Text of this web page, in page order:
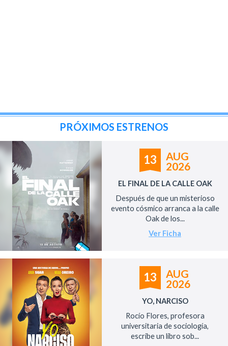
PRÓXIMOS ESTRENOS
13
AUG
2026
EL FINAL DE LA CALLE OAK
Después de que un misterioso
evento cósmico arranca a la calle
Oak de los...
Ver Ficha
13
AUG
2026
YO, NARCISO
Rocío Flores, profesora
universitaria de sociología,
escribe un libro sob...